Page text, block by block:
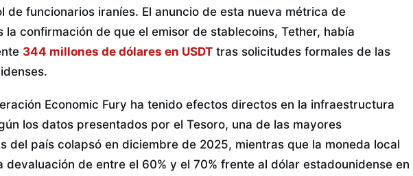
de funcionarios iraníes. El anuncio de esta nueva métrica de
la confirmación de que el emisor de stablecoins, Tether, había
344 millones de dólares en USDT tras solicitudes formales de las
Economic Fury ha tenido efectos directos en la infraestructura
los datos presentados por el Tesoro, una de las mayores
del país colapsó en diciembre de 2025, mientras que la moneda local
devaluación de entre el 60% y el 70% frente al dólar estadounidense en